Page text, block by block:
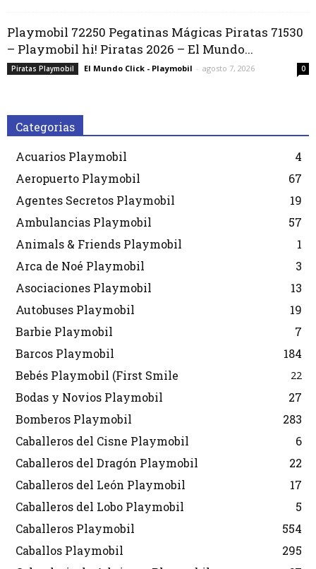
Playmobil 72250 Pegatinas Mágicas Piratas 71530
– Playmobil hi! Piratas 2026 – El Mundo...
Piratas Playmobil El Mundo Click - Playmobil - agosto 7, 2026 0
Categorias
Acuarios Playmobil
4
Aeropuerto Playmobil
67
Agentes Secretos Playmobil
19
Ambulancias Playmobil
57
Animals & Friends Playmobil
1
Arca de Noé Playmobil
3
Asociaciones Playmobil
13
Autobuses Playmobil
19
Barbie Playmobil
7
Barcos Playmobil
184
Bebés Playmobil (First Smile
22
Bodas y Novios Playmobil
27
Bomberos Playmobil
283
Caballeros del Cisne Playmobil
6
Caballeros del Dragón Playmobil
22
Caballeros del León Playmobil
17
Caballeros del Lobo Playmobil
5
Caballeros Playmobil
554
Caballos Playmobil
295